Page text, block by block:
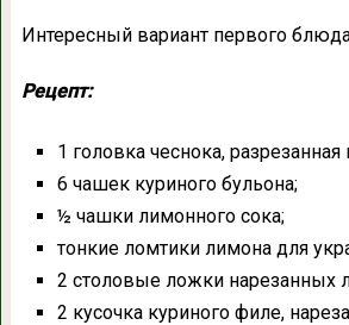
Интересный вариант первого
Рецепт:
1 головка чеснока, разрезанная
6 чашек куриного бульона;
½ чашки лимонного сока;
тонкие ломтики лимона для
2 столовые ложки нарезанных
2 кусочка куриного филе,